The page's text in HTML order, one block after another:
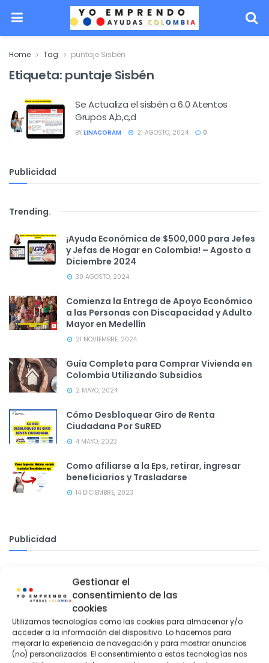
Gestionar el
consentimiento de las
cookies
Utilizamos tecnologías como las cookies para almacenar y/o
acceder a la información del dispositivo. Lo hacemos para
mejorar la experiencia de navegación y para mostrar anuncios
(no) personalizados. El consentimiento a estas tecnologías nos
Home Tag puntaje Sisbén
Etiqueta: puntaje Sisbén
Se Actualiza el sisbén a 6.0 Atentos
Grupos A,b,c,d
BY LINACORAM 21 AGOSTO, 2024 0
Publicidad
Trending.
¡Ayuda Económica de $500,000 para Jefes
y Jefas de Hogar en Colombia! – Agosto a
Diciembre 2024
30 AGOSTO, 2024
Comienza la Entrega de Apoyo Económico
a las Personas con Discapacidad y Adulto
Mayor en Medellín
21 NOVIEMBRE, 2024
Guía Completa para Comprar Vivienda en
Colombia Utilizando Subsidios
2 MAYO, 2024
Cómo Desbloquear Giro de Renta
Ciudadana Por SuRED
4 MAYO, 2023
Como afiliarse a la Eps, retirar, ingresar
beneficiarios y Trasladarse
14 DICIEMBRE, 2023
Publicidad